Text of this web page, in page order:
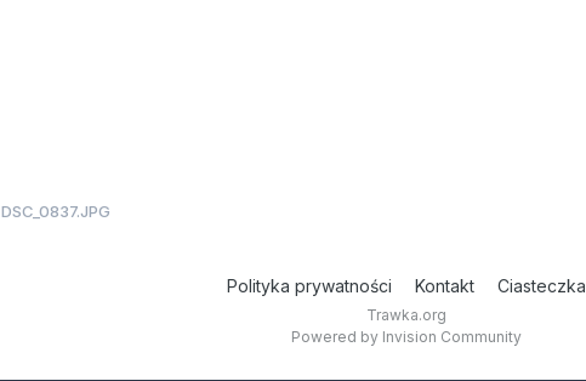
DSC_0837.JPG
Polityka prywatności Kontakt Ciasteczka
Trawka.org
Powered by Invision Community